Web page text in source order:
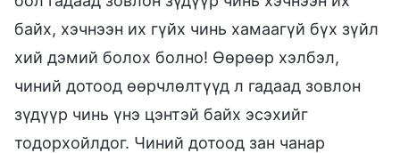
байх, хэчнээн их гүйх чинь хамаагүй бүх зүйл
хий дэмий болох болно! Өөрөөр хэлбэл,
чиний дотоод өөрчлөлтүүд л гадаад зовлон
зүдүүр чинь үнэ цэнтэй байх эсэхийг
тодорхойлдог. Чиний дотоод зан чанар